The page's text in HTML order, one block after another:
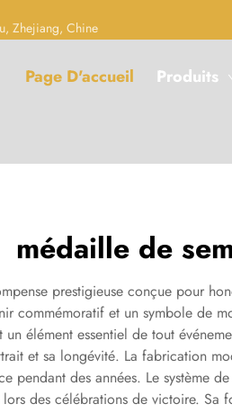
Zhejiang, Chine
Page D'accueil Produits
médaille de
prestigieuse conçue pour
commémoratif et un symbole de
élément essentiel de tout
et sa longévité. La fabrication
pendant des années. Le système
des célébrations de victoire.